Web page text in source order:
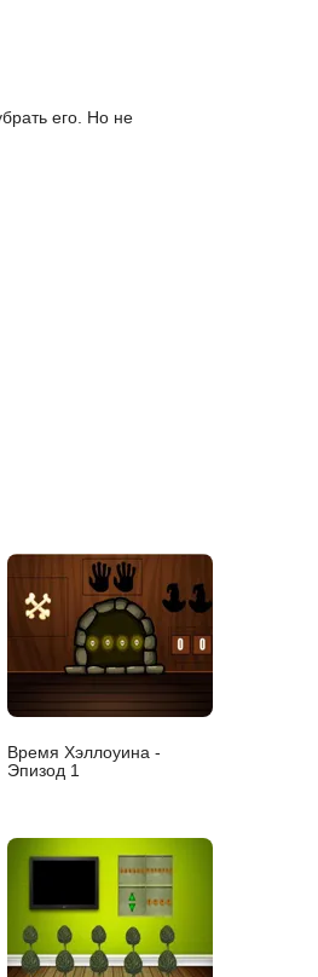
его. Но не
Время Хэллоуина -
Эпизод 1